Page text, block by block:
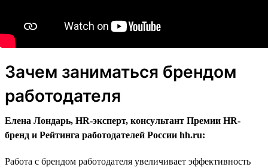
Зачем заниматься брендом
работодателя
Елена Лондарь, HR-эксперт, консультант Премии HR-
бренд и Рейтинга работодателей России hh.ru:
Работа с брендом работодателя увеличивает эффективность